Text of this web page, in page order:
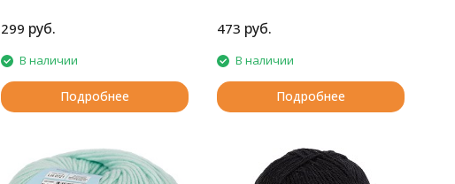
299 руб.
В наличии
Подробнее
473 руб.
В наличии
Подробнее